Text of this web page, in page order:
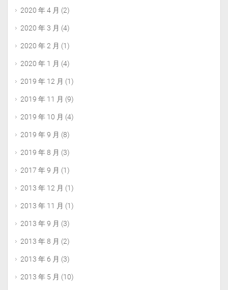
2020 年 4 月 (2)
2020 年 3 月 (4)
2020 年 2 月 (1)
2020 年 1 月 (4)
2019 年 12 月 (1)
2019 年 11 月 (9)
2019 年 10 月 (4)
2019 年 9 月 (8)
2019 年 8 月 (3)
2017 年 9 月 (1)
2013 年 12 月 (1)
2013 年 11 月 (1)
2013 年 9 月 (3)
2013 年 8 月 (2)
2013 年 6 月 (3)
2013 年 5 月 (10)